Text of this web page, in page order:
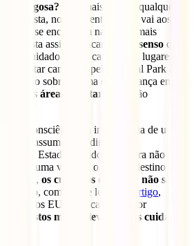
é perigosa?
Não mais do que qualquer
turista, normalmente não se vai aos
não se encontram nas áreas mais
Basta assim, aplicar o
bom senso que
ter cuidado com a carteira em lugares
evitar caminhar pelo Central Park à
sobre o tema da segurança em
as áreas a evitar
na secção
consciência da importância de um
este assume uma dimensão
dos Estados Unidos. Embora não
uma vez que o país de destino não
saúde, os cuidados de saúde não são
. De facto, como pode ler artigo,
dos EUA são causadas por
custos muito elevados dos cuidados